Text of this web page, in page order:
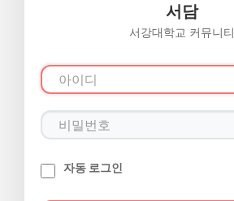
서담
서강대학교 커뮤니티
자동 로그인